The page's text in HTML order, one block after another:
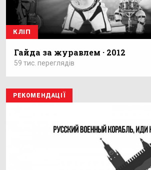
КЛІП
Гайда за журавлем · 2012
59 тис. переглядів
РЕКОМЕНДАЦІЇ